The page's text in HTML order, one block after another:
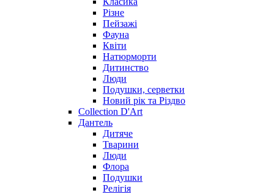
Різне
Пейзажі
Фауна
Квіти
Натюрморти
Дитинство
Люди
Подушки, серветки
Новий рік та Різдво
Collection D'Art
Дантель
Дитяче
Тварини
Люди
Флора
Подушки
Релігія